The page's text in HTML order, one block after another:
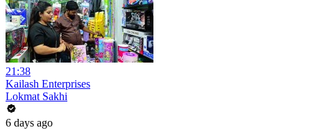
21:38
Kailash Enterprises
Lokmat Sakhi
6 days ago